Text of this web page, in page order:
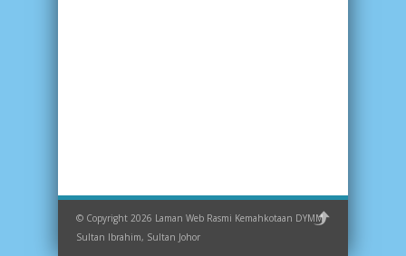
© Copyright 2026 Laman Web Rasmi Kemahkotaan DYMM
Sultan Ibrahim, Sultan Johor